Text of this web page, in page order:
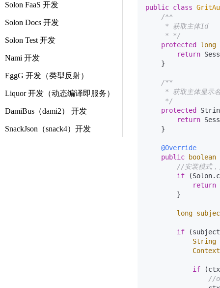
Solon FaaS 开发
Solon Docs 开发
Solon Test 开发
Nami 开发
EggG 开发（类型反射）
Liquor 开发（动态编译即服务）
DamiBus（dami2） 开发
SnackJson（snack4）开发
public class
/**
     * 获取主体Id
     * */
protected
long
return
    }
/**
* 获取主体显示
     */
protected
return
    }
@Override
public
boolean
//安装模式，
if
return
        }
long
if
String
Context
if
//